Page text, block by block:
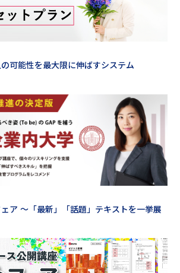
可能性を最大限に伸ばすシステム
ア ～「最新」「話題」テキストを一挙展